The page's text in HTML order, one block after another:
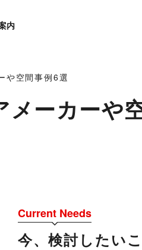
内
や空間事例6選
ーカーや
Current Needs
今、検討したい